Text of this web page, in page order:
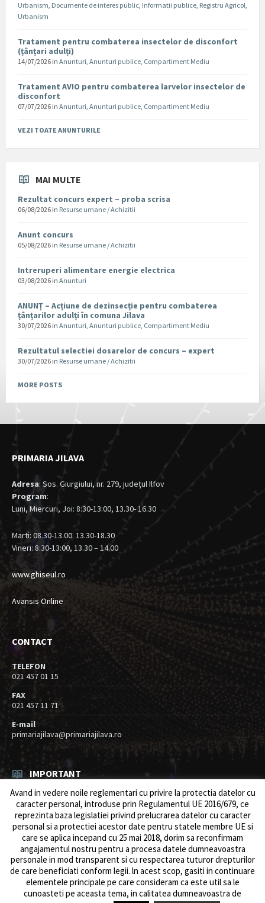
Urbanism, Documente de interes public, Informatii publice, Registru Agricol,
Urbanism
Tratament pentru combaterea insectelor de disconfort
(țânțari adulți)
14/07/2026 in Anunturi, Anunturi publice, Compartiment Mediu
Tratament AVIO pentru combaterea larvelor insectelor de
disconfort
07/07/2026 in Anunturi, Anunturi publice, Compartiment Mediu
VEZI TOATE ANUNTURILE
MAI MULTE
Rezultat concurs expert – proba scrisa
06/08/2026 in Resurse umane / Achizitii
Anunt concurs
05/08/2026 in Resurse umane / Achizitii
Intreruperi alimentare energie electrica
03/08/2026 in Anunturi
ANUNȚ – Acțiune de dezinsecție pentru combaterea
țânțarilor adulți în comuna Jilava
30/07/2026 in Anunturi, Anunturi publice, Compartiment Mediu
Rezultatul selectiei dosarelor de concurs – expert
30/07/2026 in Resurse umane / Achizitii
MORE POSTS
PRIMARIA JILAVA
Adresa: Sos. Giurgiului, nr. 279, judeţul Ilfov
Program:
Luni, Miercuri, Joi: 8:30-13:00, 13.30- 16.30
Marti: 08.30-13.00. 13.30-18.30
Vineri: 8:30-13:00, 13.30 – 14.00
www.ghiseul.ro
Avansis Online
CONTACT
TELEFON
021 457 01 15
FAX
021 457 11 71
E-mail
primariajilava@primariajilava.ro
IMPORTANT
Rezultat concurs expert – proba scrisa
06/08/2026 inResurse umane / Achizitii
Anunt concurs
05/08/2026 Resurse umane / Achizitii
© 2026 Primăria Comunei Jilava. Dev byows.ro
Avand in vedere noile reglementari cu privire la protectia datelor cu
caracter personal, introduse prin Regulamentul UE 2016/679, ce
reprezinta baza legislatiei privind prelucrarea datelor cu caracter
personal si a protectiei acestor date pentru statele membre UE si
care se aplica incepand cu 25 mai 2018, dorim sa reconfirmam
angajamentul nostru pentru a procesa datele dumneavoastra
personale in mod transparent si cu respectarea tuturor drepturilor
de care beneficiati conform legii. ln acest scop, gasiti in continuare
elementele principale pe care consideram ca este util sa le
cunoasteti pe aceasta tema, in calitatea dumneavoastra de